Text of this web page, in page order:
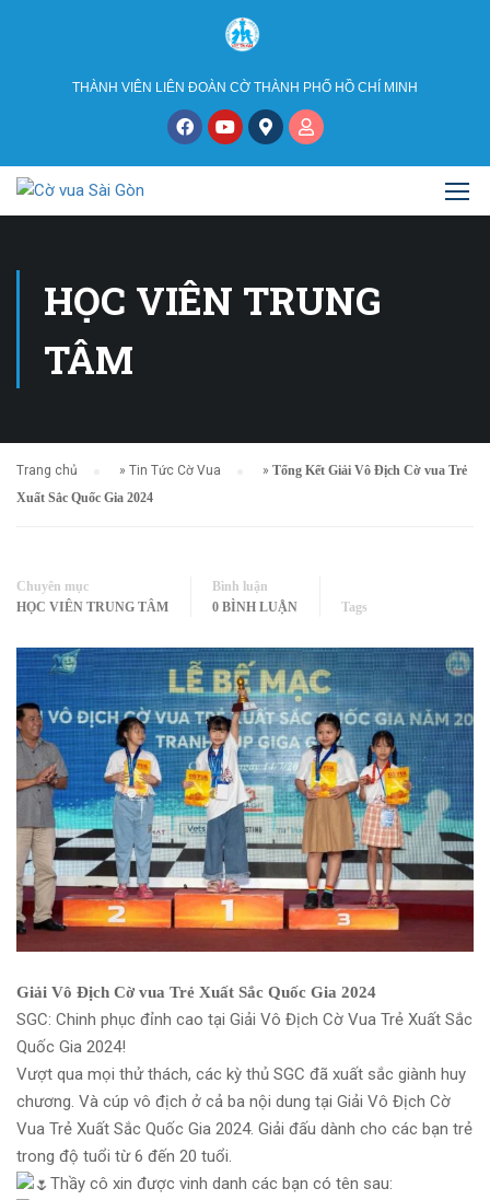
THÀNH VIÊN LIÊN ĐOÀN CỜ THÀNH PHỐ HỒ CHÍ MINH
HỌC VIÊN TRUNG
TÂM
Trang chủ » Tin Tức Cờ Vua » Tổng Kết Giải Vô Địch Cờ vua Trẻ
Xuất Sắc Quốc Gia 2024
Chuyên mục
HỌC VIÊN TRUNG TÂM
Bình luận
0 BÌNH LUẬN
Tags
Giải Vô Địch Cờ vua Trẻ Xuất Sắc Quốc Gia 2024
SGC: Chinh phục đỉnh cao tại Giải Vô Địch Cờ Vua Trẻ Xuất Sắc
Quốc Gia 2024!
Vượt qua mọi thử thách, các kỳ thủ SGC đã xuất sắc giành huy
chương. Và cúp vô địch ở cả ba nội dung tại Giải Vô Địch Cờ
Vua Trẻ Xuất Sắc Quốc Gia 2024. Giải đấu dành cho các bạn trẻ
trong độ tuổi từ 6 đến 20 tuổi.
Thầy cô xin được vinh danh các bạn có tên sau: